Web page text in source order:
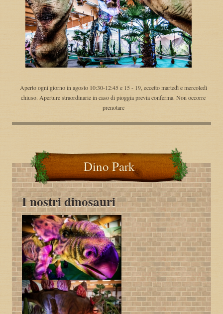
Aperto ogni giorno in agosto 10:30-12:45 e 15 - 19, eccetto martedì e mercoledì
chiuso. Aperture straordinarie in caso di pioggia previa conferma. Non occorre
prenotare
Dino Park
I nostri dinosauri